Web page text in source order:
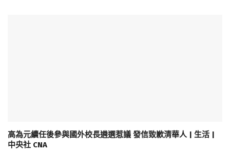
高為元續任後參與國外校長遴選惹議 發信致歉清華人 | 生活 |
中央社 CNA